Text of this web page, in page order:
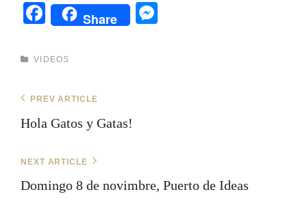
F
c
b
o
k
Share
CATEGORIES
VIDEOS
Navegación
de
Previous
Post
PREV ARTICLE
Hola Gatos y Gatas!
Next
Post
NEXT ARTICLE
Domingo 8 de novimbre, Puerto de Ideas